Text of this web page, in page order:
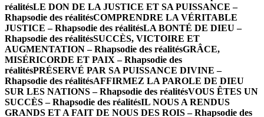
réalitésLE DON DE LA JUSTICE ET SA PUISSANCE –
Rhapsodie des réalitésCOMPRENDRE LA VÉRITABLE
JUSTICE – Rhapsodie des réalitésLA BONTÉ DE DIEU –
Rhapsodie des réalitésSUCCÈS, VICTOIRE ET
AUGMENTATION – Rhapsodie des réalitésGRÂCE,
MISÉRICORDE ET PAIX – Rhapsodie des
réalitésPRÉSERVÉ PAR SA PUISSANCE DIVINE –
Rhapsodie des réalitésAFFIRMEZ LA PAROLE DE DIEU
SUR LES NATIONS – Rhapsodie des réalitésVOUS ÊTES UN
SUCCÈS – Rhapsodie des réalitésIL NOUS A RENDUS
GRANDS ET A FAIT DE NOUS DES ROIS – Rhapsodie des